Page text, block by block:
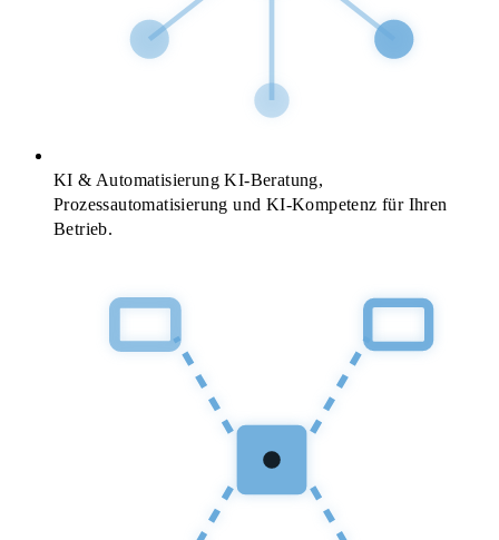
KI & AutomatisierungKI-Beratung,
Prozessautomatisierung und KI-Kompetenz für Ihren
Betrieb.